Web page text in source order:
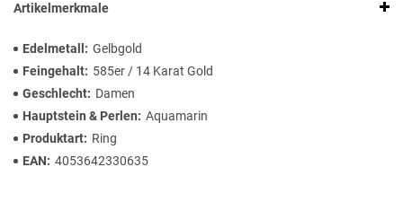
Artikelmerkmale
Edelmetall
Gelbgold
Feingehalt
585er / 14 Karat Gold
Geschlecht
Damen
Hauptstein & Perlen
Aquamarin
Produktart
Ring
EAN
4053642330635